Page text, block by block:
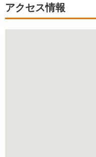
アクセス情報